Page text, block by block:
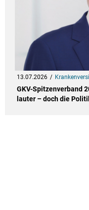
13.07.2026
GKV-Spitzenverband
lauter – doch die